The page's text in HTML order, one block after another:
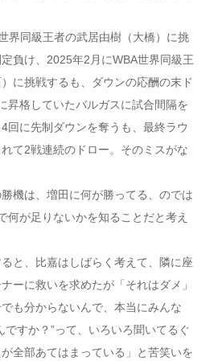
界同級王者の武居由樹（大橋）に挑
負け、2025年2月にWBA世界同級王
に挑戦するも、ダウンの応酬の末ド
昇格していたバルガスに試合間隔を
回に先制ダウンを奪うも、最終ラウ
て2戦連続のドロー。そのミスがな
機は、増田に何が勝ってる、のでは
何が足りないかを知ることだと考え
と、比嘉はしばらく考えて、隣に座
ーに救いを求めたが「それはダメ」
も分からないんで、本当にみんな
ですか？”って、いろいろ聞いてるぐ
全部あてはまっている」と苦笑いを